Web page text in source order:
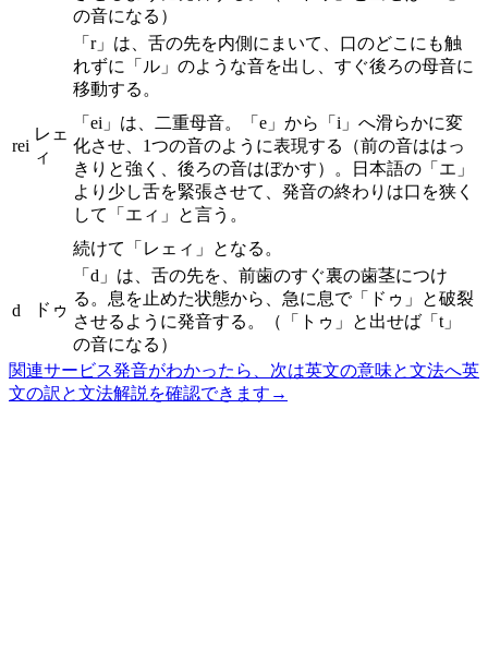
の音になる）
rei
レェ
ィ
「r」は、舌の先を内側にまいて、口のどこにも触
れずに「ル」のような音を出し、すぐ後ろの母音に
移動する。
「ei」は、二重母音。「e」から「i」へ滑らかに変
化させ、1つの音のように表現する（前の音ははっ
きりと強く、後ろの音はぼかす）。日本語の「エ」
より少し舌を緊張させて、発音の終わりは口を狭く
して「エィ」と言う。
続けて「レェィ」となる。
d ドゥ
「d」は、舌の先を、前歯のすぐ裏の歯茎につけ
る。息を止めた状態から、急に息で「ドゥ」と破裂
させるように発音する。（「トゥ」と出せば「t」
の音になる）
関連サービス発音がわかったら、次は英文の意味と文法へ英
文の訳と文法解説を確認できます →